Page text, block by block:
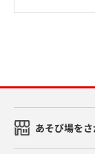
あそび場をさ